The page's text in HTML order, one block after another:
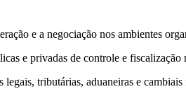
e a negociação nos ambientes
e privadas de controle e
tributárias, aduaneiras e